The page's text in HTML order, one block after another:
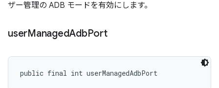
ザー管理の ADB モードを有効にします。
userManagedAdbPort
public final int userManagedAdbPort